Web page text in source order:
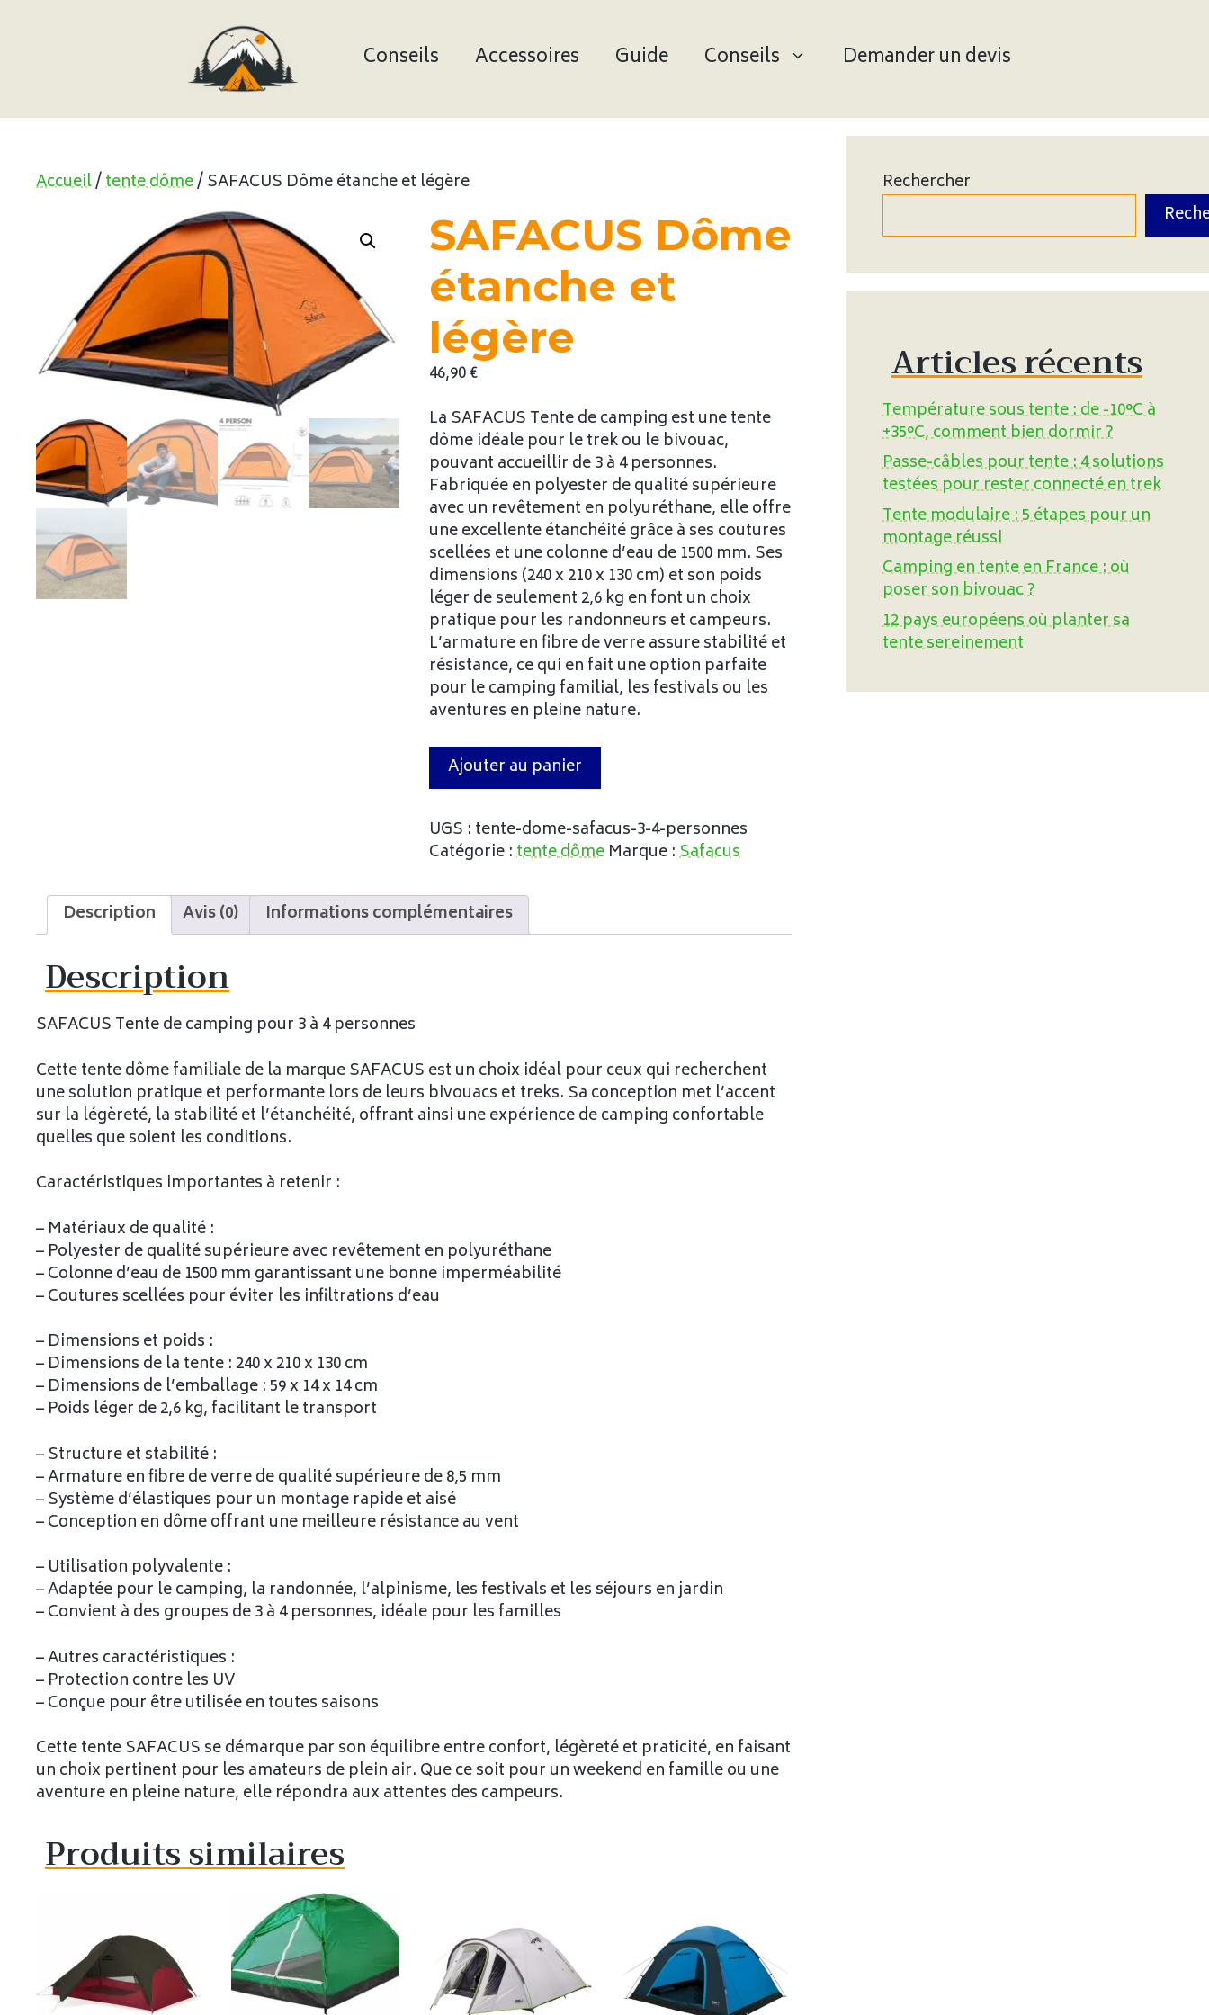
Conseils Accessoires Guide Conseils Demander un devis
Accueil/tente dôme/ SAFACUS Dôme étanche et légère
SAFACUS Dôme
étanche et
légère
46,90€
La SAFACUS Tente de camping est une tente
dôme idéale pour le trek ou le bivouac,
pouvant accueillir de 3 à 4 personnes.
Fabriquée en polyester de qualité supérieure
avec un revêtement en polyuréthane, elle offre
une excellente étanchéité grâce à ses coutures
scellées et une colonne d’eau de 1500 mm. Ses
dimensions (240 x 210 x 130 cm) et son poids
léger de seulement 2,6 kg en font un choix
pratique pour les randonneurs et campeurs.
L’armature en fibre de verre assure stabilité et
résistance, ce qui en fait une option parfaite
pour le camping familial, les festivals ou les
aventures en pleine nature.
Ajouter au panier
UGS : tente-dome-safacus-3-4-personnes
Catégorie :tente dôme Marque :Safacus
Description Avis (0) Informations complémentaires
Description
SAFACUS Tente de camping pour 3 à 4 personnes
Cette tente dôme familiale de la marque SAFACUS est un choix idéal pour ceux qui recherchent
une solution pratique et performante lors de leurs bivouacs et treks. Sa conception met l’accent
sur la légèreté, la stabilité et l’étanchéité, offrant ainsi une expérience de camping confortable
quelles que soient les conditions.
Caractéristiques importantes à retenir :
– Matériaux de qualité :
– Polyester de qualité supérieure avec revêtement en polyuréthane
– Colonne d’eau de 1500 mm garantissant une bonne imperméabilité
– Coutures scellées pour éviter les infiltrations d’eau
– Dimensions et poids :
– Dimensions de la tente : 240 x 210 x 130 cm
– Dimensions de l’emballage : 59 x 14 x 14 cm
– Poids léger de 2,6 kg, facilitant le transport
– Structure et stabilité :
– Armature en fibre de verre de qualité supérieure de 8,5 mm
– Système d’élastiques pour un montage rapide et aisé
– Conception en dôme offrant une meilleure résistance au vent
– Utilisation polyvalente :
– Adaptée pour le camping, la randonnée, l’alpinisme, les festivals et les séjours en jardin
– Convient à des groupes de 3 à 4 personnes, idéale pour les familles
– Autres caractéristiques :
– Protection contre les UV
– Conçue pour être utilisée en toutes saisons
Cette tente SAFACUS se démarque par son équilibre entre confort, légèreté et praticité, en faisant
un choix pertinent pour les amateurs de plein air. Que ce soit pour un weekend en famille ou une
aventure en pleine nature, elle répondra aux attentes des campeurs.
Produits similaires
Rechercher
Articles récents
Température sous tente : de -10°C à
+35°C, comment bien dormir ?
Passe-câbles pour tente : 4 solutions
testées pour rester connecté en trek
Tente modulaire : 5 étapes pour un
montage réussi
Camping en tente en France : où
poser son bivouac ?
12 pays européens où planter sa
tente sereinement